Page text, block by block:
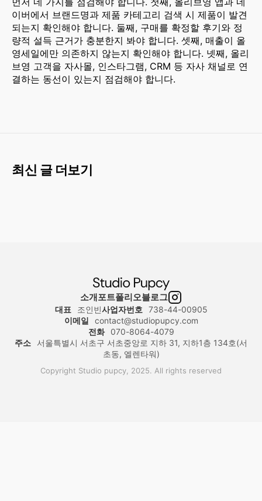
이버에서 브랜드명과 제품 카테고리 검색 시 제품이 발견
되는지 확인해야 합니다. 둘째, 구매를 확정할 후기와 정
량적 설득 근거가 충분한지 봐야 합니다. 셋째, 매출이 올
영세일에만 의존하지 않는지 확인해야 합니다. 넷째, 올리
브영 고객을 자사몰, 인스타그램, CRM 등 자사 채널로 연
결하는 동선이 있는지 점검해야 합니다.
최신 글 더보기
소개포트폴리오블로그
대표 조인빈사업자번호
738-44-00905
이메일
contact@studiopupcy.com
전화
070-8064-4079
주소 서울특별시 서초구 서초중앙로 지하 31, 지하1층 134호(서
초동, 엘렌타워)
Copyright Studio pupcy, 2025. All rights reserved